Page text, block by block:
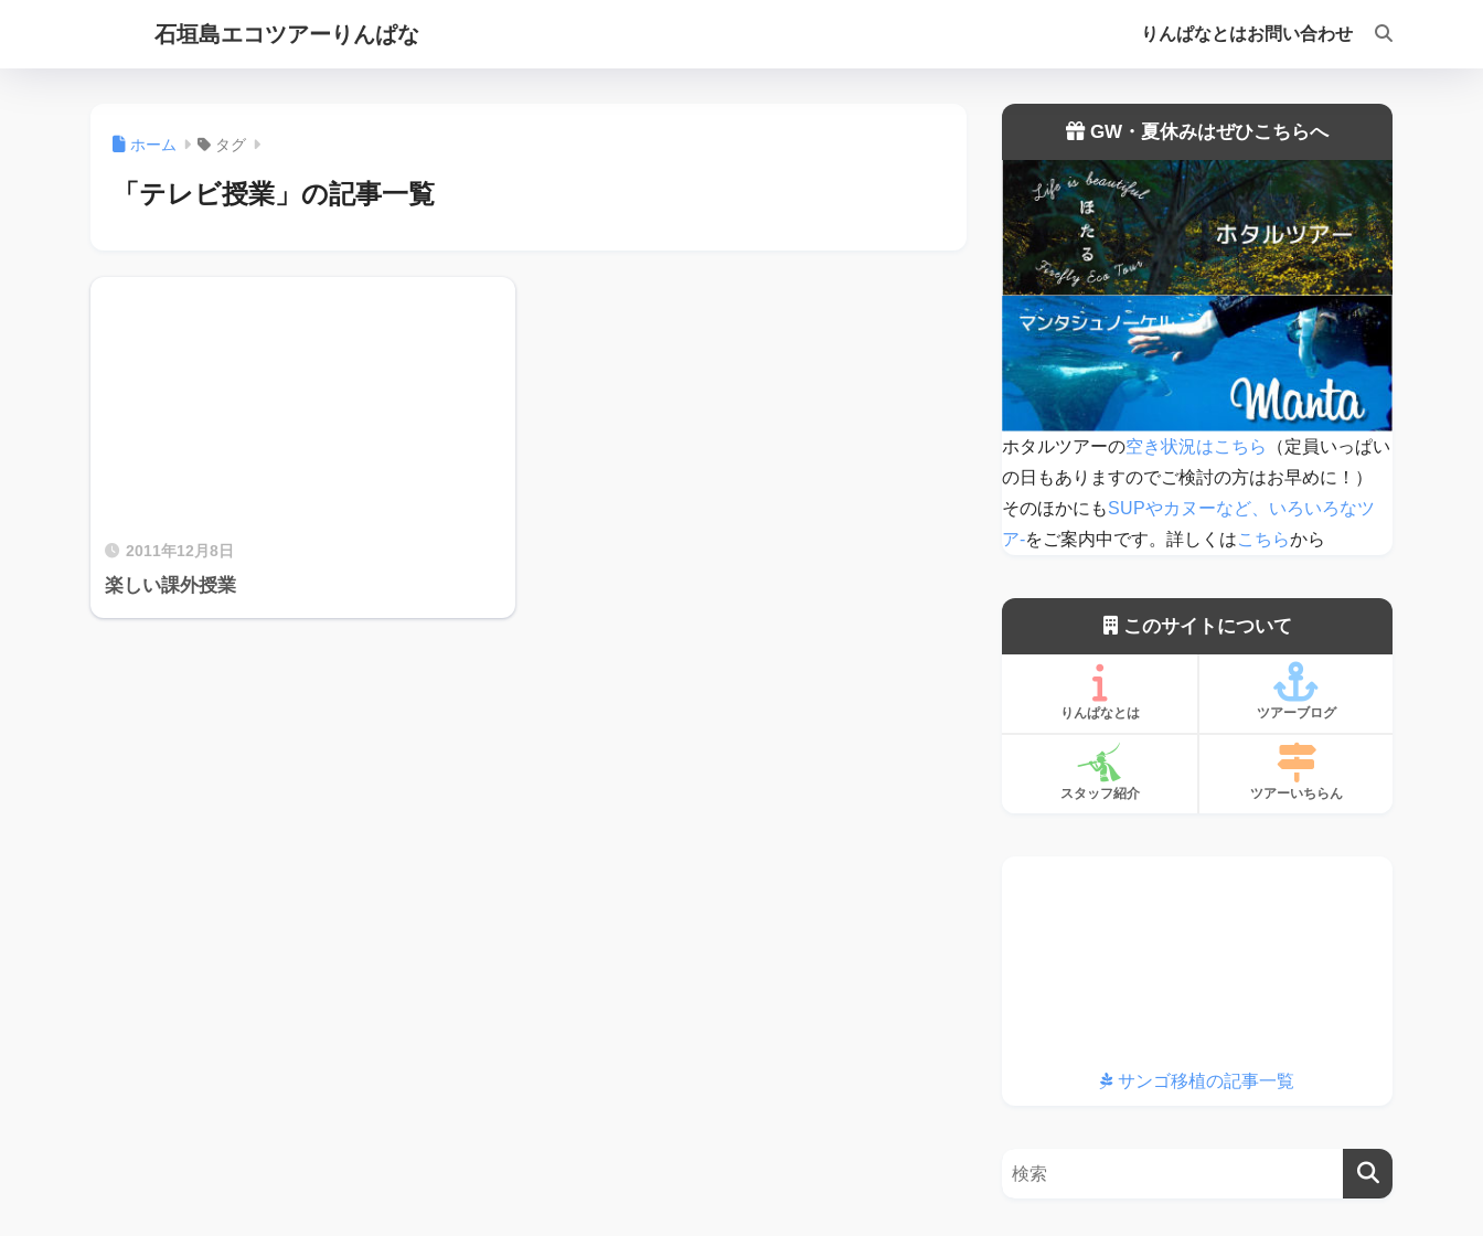
石垣島エコツアーりんぱな りんぱなとはお問い合わせ
ホーム タグ
「テレビ授業」の記事一覧
2011年12月8日
楽しい課外授業
GW・夏休みはぜひこちらへ
ホタルツアーの空き状況はこちら
（定員いっぱい
の日もありますのでご検討の方はお早めに！）
そのほかにもSUPやカヌーなど、いろいろなツ
ア-をご案内中です。詳しくはこちらから
このサイトについて
りんぱなとは ツアーブログ
スタッフ紹介 ツアーいちらん
サンゴ移植の記事一覧